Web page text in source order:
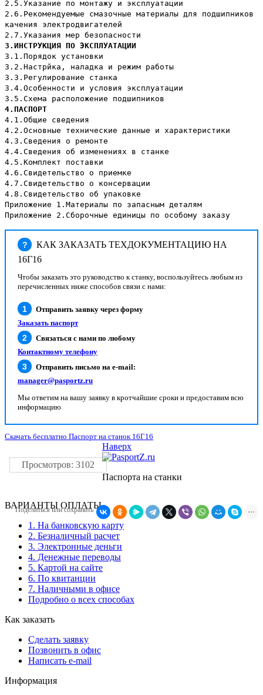
2.5.Указание по монтажу и эксплуатации
2.6.Рекомендуемые смазочные материалы для подшипников
качения электродвигателей
2.7.Указания мер безопасности
3.ИНСТРУКЦИЯ ПО ЭКСПЛУАТАЦИИ
3.1.Порядок установки
3.2.Настрйка, наладка и режим работы
3.3.Регулирование станка
3.4.Особенности и условия эксплуатации
3.5.Схема расположение подшипников
4.ПАСПОРТ
4.1.Общие сведения
4.2.Основные технические данные и характеристики
4.3.Сведения о ремонте
4.4.Сведения об изменениях в станке
4.5.Комплект поставки
4.6.Свидетельство о приемке
4.7.Свидетельство о консервации
4.8.Свидетельство об упаковке
Приложение 1.Материалы по запасным деталям
Приложение 2.Сборочные единицы по особому заказу
?
КАК ЗАКАЗАТЬ ТЕХДОКУМЕНТАЦИЮ НА
16Г16
Чтобы заказать это руководство к станку, воспользуйтесь любым из
перечисленных ниже способов связи с нами:
Отправить заявку через форму
Заказать паспорт
Связаться с нами по любому
Контактному телефону
Отправить письмо на e-mail:
manager@pasportz.ru
Мы ответим на вашу заявку в кротчайшие сроки и предоставим всю
информацию
Скачать бесплатно Паспорт на станок 16Г16
Просмотров: 3102
Поделиться или сохранить
ВАРИАНТЫ ОПЛАТЫ
1. На банковскую карту
2. Безналичный расчет
3. Электронные деньги
4. Денежные переводы
5. Картой на сайте
6. По квитанции
7. Наличными в офисе
Подробно о всех способах
Как заказать
Сделать заявку
Позвонить в офис
Написать e-mail
Информация
Наверх
Паспорта на станки